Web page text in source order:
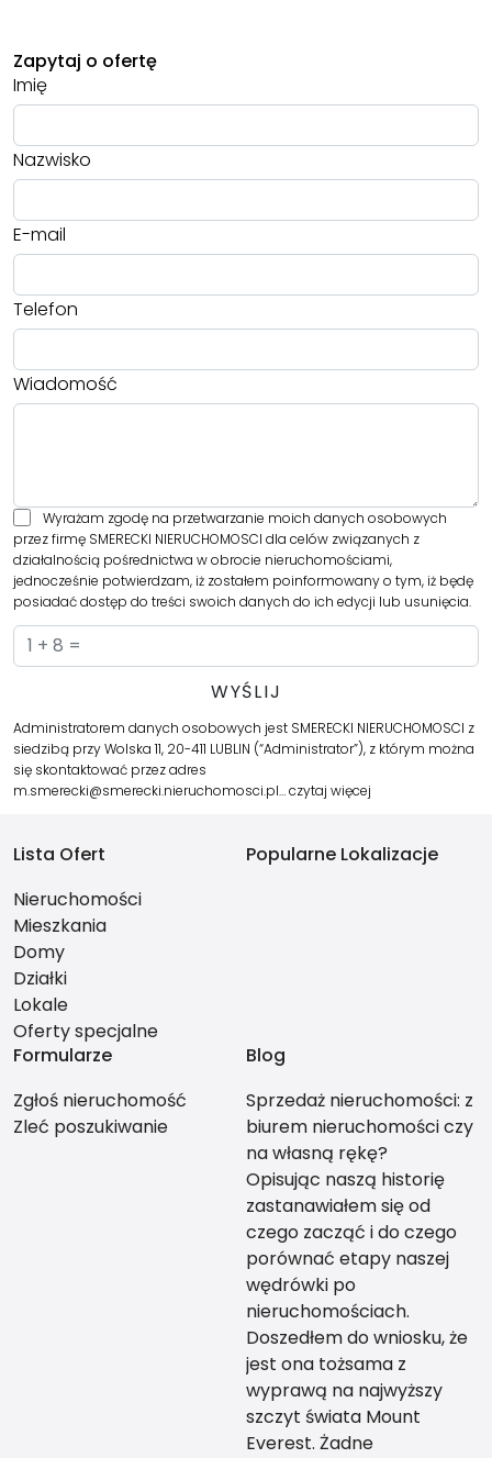
Zapytaj o ofertę
Imię
Nazwisko
E-mail
Telefon
Wiadomość
Wyrażam zgodę na przetwarzanie moich danych osobowych
przez firmę SMERECKI NIERUCHOMOSCI dla celów związanych z
działalnością pośrednictwa w obrocie nieruchomościami,
jednocześnie potwierdzam, iż zostałem poinformowany o tym, iż będę
posiadać dostęp do treści swoich danych do ich edycji lub usunięcia.
Administratorem danych osobowych jest SMERECKI NIERUCHOMOSCI z
siedzibą przy Wolska 11, 20-411 LUBLIN (“Administrator”), z którym można
się skontaktować przez adres
m.smerecki@smerecki.nieruchomosci.pl…czytaj więcej
Lista Ofert
Nieruchomości
Mieszkania
Domy
Działki
Lokale
Oferty specjalne
Popularne Lokalizacje
Formularze
Zgłoś nieruchomość
Zleć poszukiwanie
Blog
Sprzedaż nieruchomości: z
biurem nieruchomości czy
na własną rękę?
Opisując naszą historię
zastanawiałem się od
czego zacząć i do czego
porównać etapy naszej
wędrówki po
nieruchomościach.
Doszedłem do wniosku, że
jest ona tożsama z
wyprawą na najwyższy
szczyt świata Mount
Everest. Żadne